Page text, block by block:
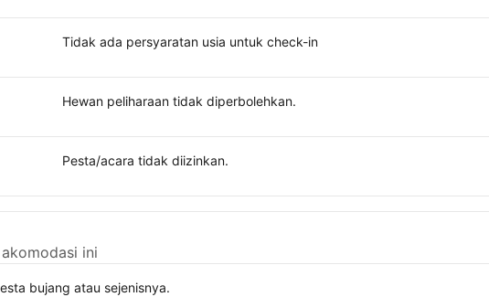
Tidak ada persyaratan usia untuk check-in
Hewan peliharaan tidak diperbolehkan.
Pesta/acara tidak diizinkan.
ini
bujang atau sejenisnya.